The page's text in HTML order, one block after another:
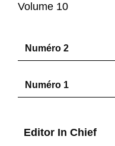
Volume 10
Numéro 2
Numéro 1
Editor In Chief